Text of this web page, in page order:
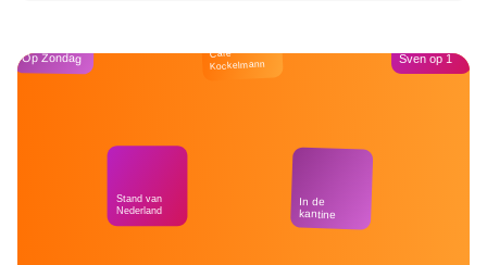
Op Zondag
Stand van
Nederland
Café
Kockelmann
In de
kantine
Sven op 1